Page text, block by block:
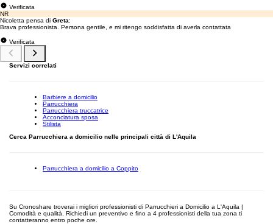
Verificata
NR
Nicoletta pensa di Greta:
Brava professionista. Persona gentile, e mi ritengo soddisfatta di averla contattata
Verificata
Servizi correlati
Barbiere a domicilio
Parrucchiera
Parrucchiera truccatrice
Acconciatura sposa
Stilista
Cerca Parrucchiera a domicilio nelle principali città di L'Aquila
Parrucchiera a domicilio a Coppito
Su Cronoshare troverai i migliori professionisti di Parrucchieri a Domicilio a L'Aquila |
Comodità e qualità. Richiedi un preventivo e fino a 4 professionisti della tua zona ti
contatteranno entro poche ore.